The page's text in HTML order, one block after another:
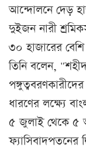
আন্দোলনে দেড়
দুইজন নারী
৩০ হাজারের
তিনি বলেন,
ধারণের লক্ষ্যে
৫ জুলাই থেকে ৫
ফ্যাসিবাদপতনের